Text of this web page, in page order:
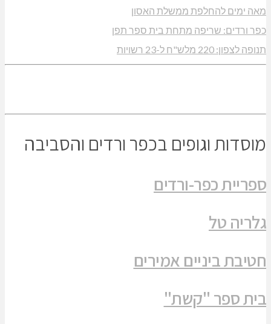
מאה ימים להחלפת ממשלת האסון
כפר ורדים: שריפה מתחת בית ספר תפן
תנופה לצפון: 220 מלש"ח ל-23 רשויות
מוסדות וגופים בכפר ורדים והסביבה
ספריית כפר-ורדים
גלריה טל
חטיבת ביניים אמירים
בית ספר "קשת"